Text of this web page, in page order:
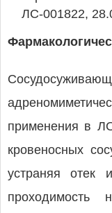
ЛС-001822,
применения в
кровеносных
устраняя отек
проходимость